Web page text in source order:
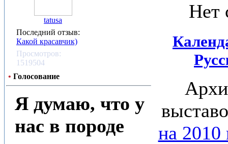
tatusa
Последний отзыв:
Какой красавчик)
Просмотров:
1519504
• Голосование
Я думаю, что у
нас в породе
Нет
на 2010